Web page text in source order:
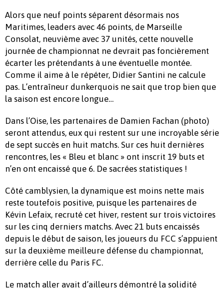
Alors que neuf points séparent désormais nos
Maritimes, leaders avec 46 points, de Marseille
Consolat, neuvième avec 37 unités, cette nouvelle
journée de championnat ne devrait pas foncièrement
écarter les prétendants à une éventuelle montée.
Comme il aime à le répéter, Didier Santini ne calcule
pas. L’entraîneur dunkerquois ne sait que trop bien que
la saison est encore longue…
Dans l’Oise, les partenaires de Damien Fachan (photo)
seront attendus, eux qui restent sur une incroyable série
de sept succès en huit matchs. Sur ces huit dernières
rencontres, les « Bleu et blanc » ont inscrit 19 buts et
n’en ont encaissé que 6. De sacrées statistiques !
Côté camblysien, la dynamique est moins nette mais
reste toutefois positive, puisque les partenaires de
Kévin Lefaix, recruté cet hiver, restent sur trois victoires
sur les cinq derniers matchs. Avec 21 buts encaissés
depuis le début de saison, les joueurs du FCC s’appuient
sur la deuxième meilleure défense du championnat,
derrière celle du Paris FC.
Le match aller avait d’ailleurs démontré la solidité